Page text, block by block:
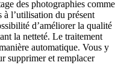
des photographies comme
à l’utilisation du présent
d’améliorer la qualité
la netteté. Le traitement
automatique. Vous y
supprimer et remplacer